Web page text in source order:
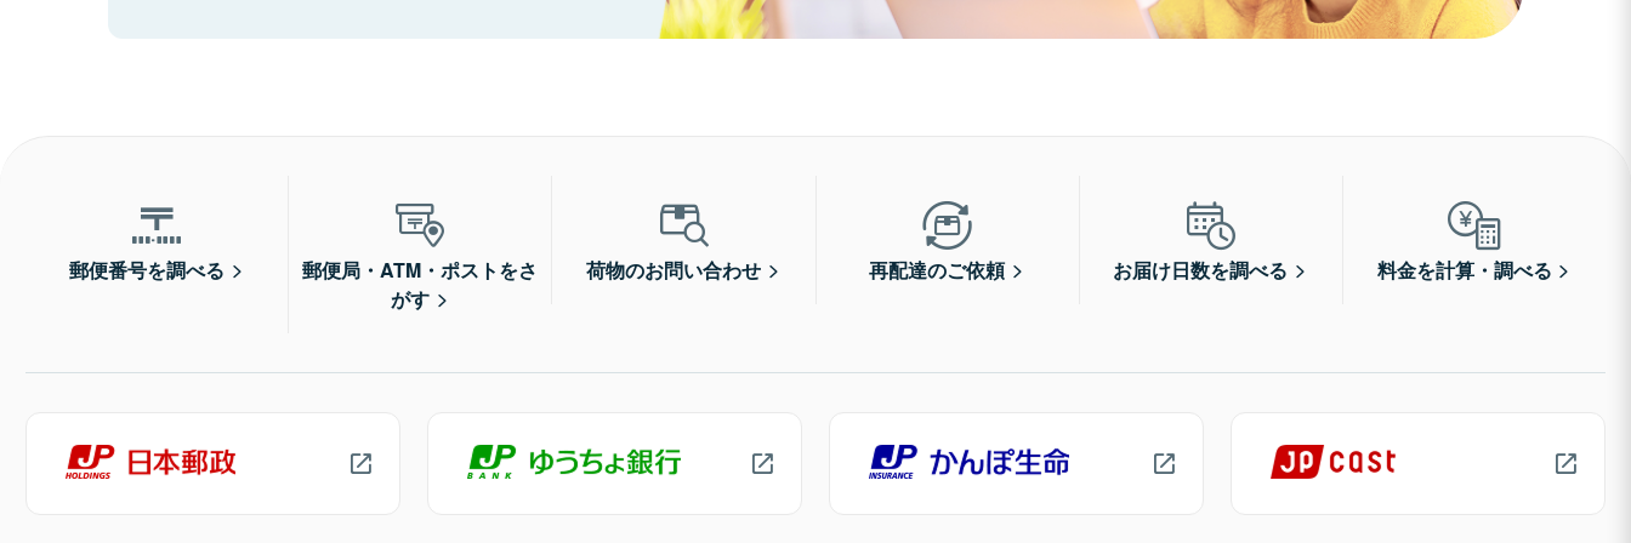
郵便番号を調べる
郵便局・ATM・ポストをさ
がす
荷物のお問い合わせ 再配達のご依頼 お届け日数を調べる 料金を計算・調べる